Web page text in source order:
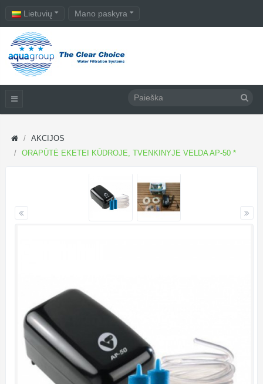
Lietuvių Mano paskyra
AKCIJOS
ORAPŪTĖ EKETEI KŪDROJE, TVENKINYJE VELDA AP-50 *